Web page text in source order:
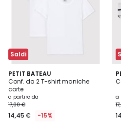
Saldi
PETIT BATEAU
Conf. da 2 T-shirt maniche
corte
a partire da
17,00 €
14,45 € -15%
5
/
5
a